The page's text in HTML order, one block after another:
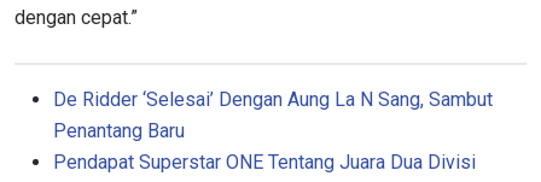
dengan cepat.”
De Ridder ‘Selesai’ Dengan Aung La N Sang, Sambut
Penantang Baru
Pendapat Superstar ONE Tentang Juara Dua Divisi